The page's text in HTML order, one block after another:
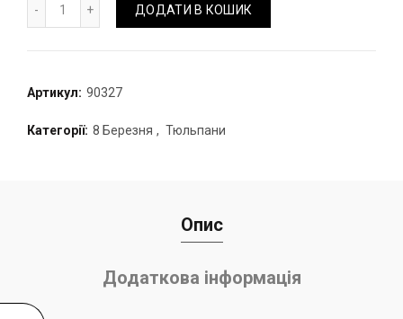
ДОДАТИ В КОШИК
Артикул: 90327
Категорії: 8 Березня , Тюльпани
Опис
Додаткова інформація